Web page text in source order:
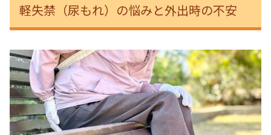
軽失禁（尿もれ）の悩みと外出時の不安